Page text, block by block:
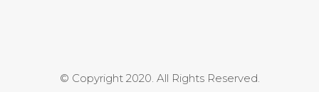
© Copyright 2020. All Rights Reserved.